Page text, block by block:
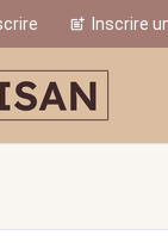
post_add Inscrire